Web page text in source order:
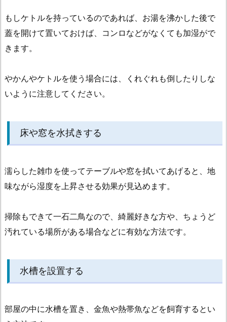
る
3.
持
で
る
加
ズ
もしケトルを持っているのであれば、お湯を沸かした後で
蓋を開けて置いておけば、コンロなどがなくても加湿がで
きます。
やかんやケトルを使う場合には、くれぐれも倒したりしな
いように注意してください。
床や窓を水拭きする
濡らした雑巾を使ってテーブルや窓を拭いてあげると、地
味ながら湿度を上昇させる効果が見込めます。
掃除もできて一石二鳥なので、綺麗好きな方や、ちょうど
汚れている場所がある場合などに有効な方法です。
水槽を設置する
部屋の中に水槽を置き、金魚や熱帯魚などを飼育するとい